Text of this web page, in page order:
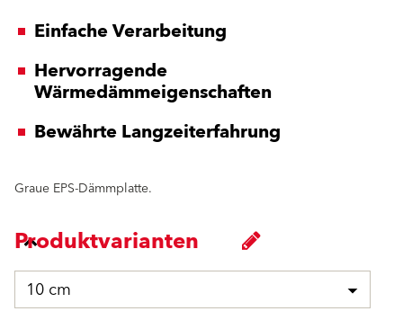
Einfache Verarbeitung
Hervorragende
Wärmedämmeigenschaften
Bewährte Langzeiterfahrung
Graue EPS-Dämmplatte.
Produktvarianten
10 cm